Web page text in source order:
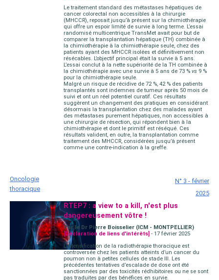
Le traitement standard des métastases hépatiques de
cancer colorectal non accessibles à la chirurgie
(MHCCR), reposait jusqu’à présent sur la chimiothérapie
qui offre un espoir limité de survie à long terme. L’essai
randomisé multicentrique TransMet avait pour but de
comparer la transplantation hépatique (TH) combinée à
la chimiothérapie à la chimiothérapie seule, chez des
patients ayant des MHCCR isolées et définiti­vement non
résécables. L’objectif principal était la survie à 5 ans.
L’essai conclut à la nette supériorité de la TH combinée à
la chimiothérapie avec une survie à 5 ans de 73 %vs 9 %
pour la chimiothérapie seule.
Malgré un risque de récidive de 72 %, 42 % des patients
transplantés sont indemnes de tumeur après 50 mois de
suivi et ont un réel potentiel curatif. Ces résultats
suggèrent un changement des pratiques en considérant
désormais la transplantation chez des malades ayant
des métastases purement hépatiques, non accessibles à
une chirurgie de résection, qui répondent bien à la
chimiothérapie et dont le primitif est réséqué. Ces
résultats valident, en outre, la transplantation comme
traitement des MHCCR, considérées jusqu’à présent
comme une contre-indication à la greffe.
Oncologie
thoracique
N° 3 - février
2025
RTEP7 : a view to a kill, n'est plus
dangereusement vôtre !
Par le Dr Pierre Boisselier (ICM - MONTPELLIER)
[Déclaration de liens d'intérêts]- 17 février 2025
L’intensification de la radiothérapie thoracique est
controversée chez les patients atteints d’un cancer du
poumon non à petites cellules de stade III. Les
précédentes tentatives d’escalade de dose ont été
sanctionnées par des toxicités rédhibitoires ou ne se sont
pas traduites par des bénéfices en survie.